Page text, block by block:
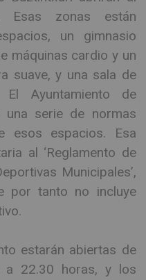
Esas zonas están
un gimnasio
máquinas cardio y un
suave, y una sala de
El Ayuntamiento de
una serie de normas
esos espacios. Esa
al ‘Reglamento de
Municipales’,
por tanto no incluye
estarán abiertas de
a 22.30 horas, y los